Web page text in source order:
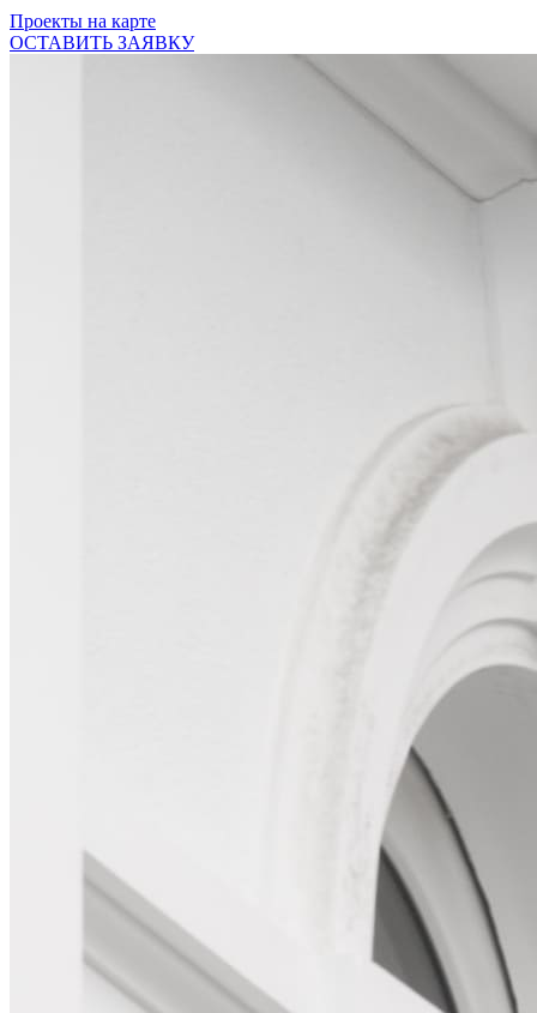
Проекты на карте
ОСТАВИТЬ ЗАЯВКУ